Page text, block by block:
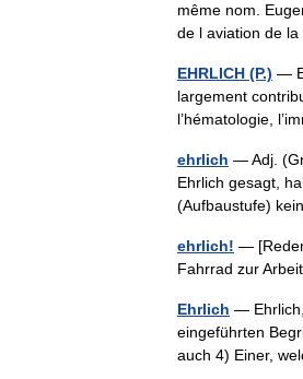
même nom.
de l aviation de
EHRLICH (P.) —
largement
l’hématologie,
ehrlich — Adj.
Ehrlich gesagt,
(Aufbaustufe)
ehrlich! —
Fahrrad zur
Ehrlich —
eingeführten
auch 4) Einer,